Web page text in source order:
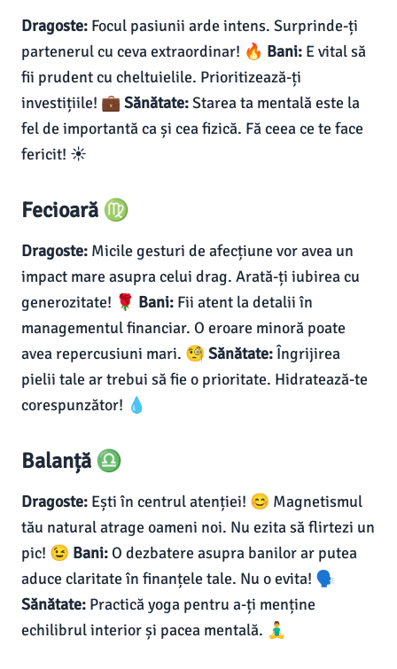
Dragoste: Focul pasiunii arde intens. Surprinde-ți
partenerul cu ceva extraordinar! 🔥 Bani: E vital să
fii prudent cu cheltuielile. Prioritizează-ți
investițiile! 💼 Sănătate:Starea ta mentală este la
fel de importantă ca și cea fizică. Fă ceea ce te face
fericit! ☀️
Fecioară ♍
Dragoste: Micile gesturi de afecțiune vor avea un
impact mare asupra celui drag. Arată-ți iubirea cu
generozitate! 🌹 Bani: Fii atent la detalii în
managementul financiar. O eroare minoră poate
avea repercusiuni mari. 🧐 Sănătate:Îngrijirea
pielii tale ar trebui să fie o prioritate. Hidratează-te
corespunzător! 💧
Balanță ♎
Dragoste: Ești în centrul atenției! 😊 Magnetismul
tău natural atrage oameni noi. Nu ezita să flirtezi un
pic! 😉 Bani: O dezbatere asupra banilor ar putea
aduce claritate în finanțele tale. Nu o evita! 🗣️
Sănătate: Practică yoga pentru a-ți menține
echilibrul interior și pacea mentală. 🧘‍♂️